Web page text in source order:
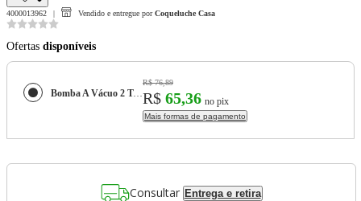
4000013962 Vendido e entregue por Coqueluche Casa
Ofertas disponíveis
Bomba A Vácuo 2 Tampas - Hércules
R$ 76,89
R$ 65,36 no pix
Mais formas de pagamento
Consultar Entrega e retira